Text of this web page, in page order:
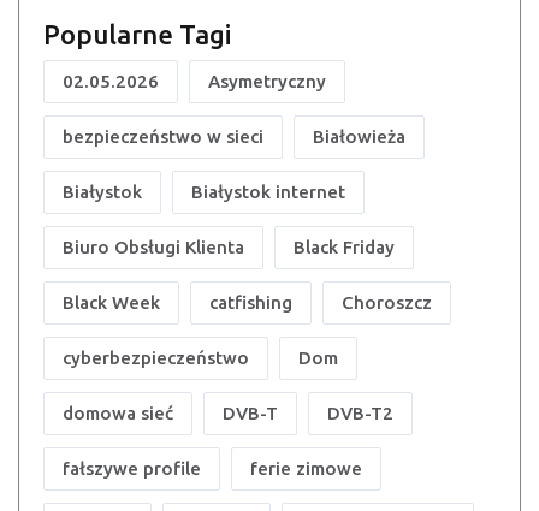
Popularne Tagi
02.05.2026 Asymetryczny
bezpieczeństwo w sieci Białowieża
Białystok Białystok internet
Biuro Obsługi Klienta Black Friday
Black Week catfishing Choroszcz
cyberbezpieczeństwo Dom
domowa sieć DVB-T DVB-T2
fałszywe profile ferie zimowe